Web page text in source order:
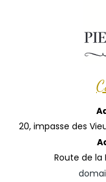
20, impasse des
Route de la